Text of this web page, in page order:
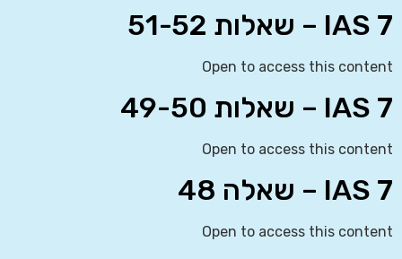
IAS 7 – שאלות 51-52
Open to access this content
IAS 7 – שאלות 49-50
Open to access this content
IAS 7 – שאלה 48
Open to access this content